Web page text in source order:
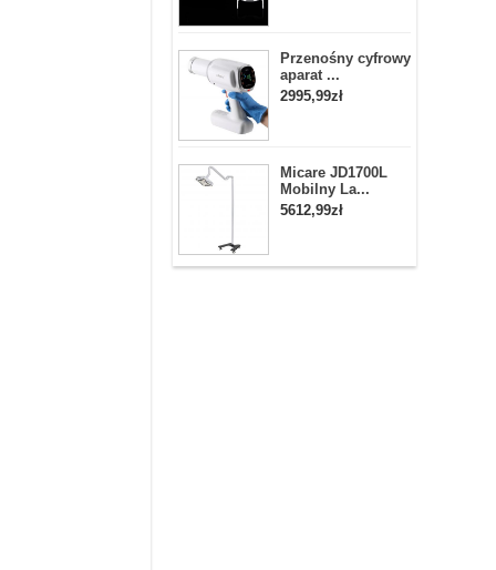
Przenośny cyfrowy
aparat ...
2995,99zł
Micare JD1700L
Mobilny La...
5612,99zł